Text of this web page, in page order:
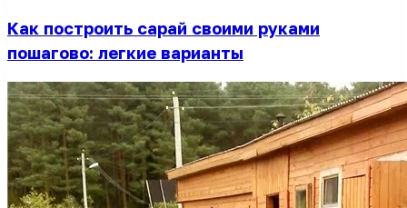
Как построить сарай своими руками
пошагово: легкие варианты